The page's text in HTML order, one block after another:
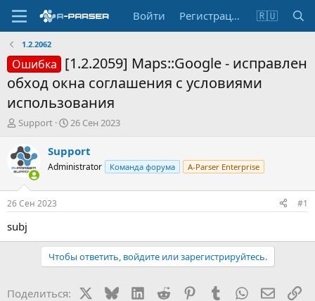
Войти Регистрация 🇷🇺
1.2.2062
Ошибка [1.2.2059] Maps::Google - исправлен
обход окна соглашения c условиями
использования
А
т
о
р
т
е
м
ы
Support
Д
т
а
н
а
26 Сен 2023
Support
Administrator Команда форума A-Parser Enterprise
26 Сен 2023 #1
subj
Чтобы ответить, войдите или зарегистрируйтесь.
Поделиться: BlueskyLinkedIn
Reddit PinterestTumblr WhatsApp